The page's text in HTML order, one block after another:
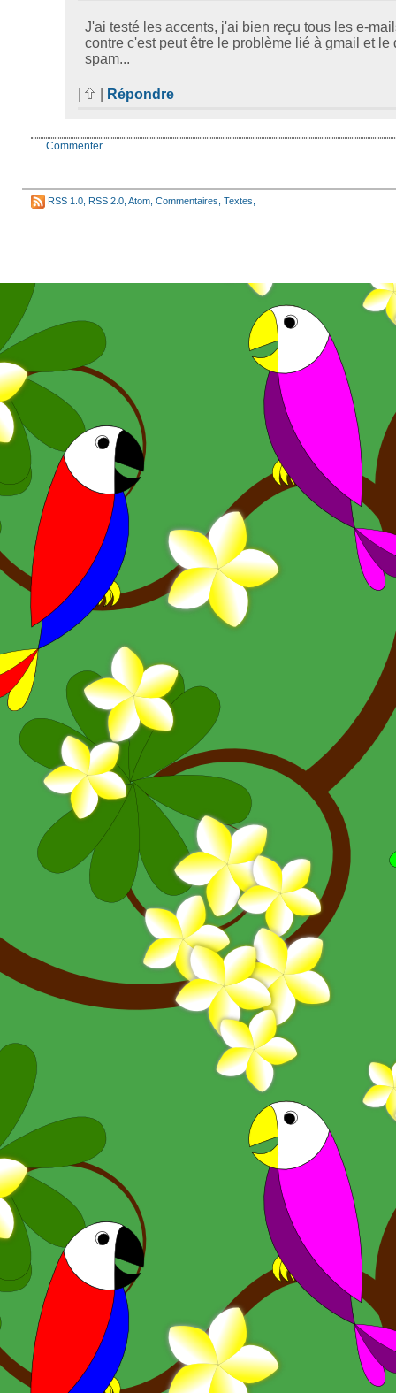
J'ai testé les accents, j'ai bien reçu tous les e-
contre c'est peut être le problème lié à gmail et le
spam...
| Répondre
Commenter
RSS 1.0 RSS 2.0 Atom Commentaires Textes